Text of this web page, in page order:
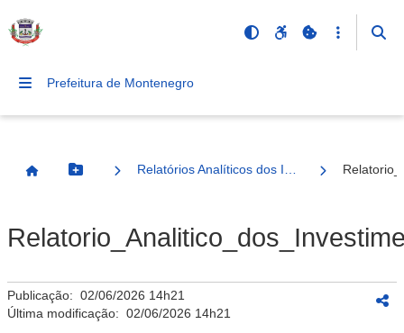
Prefeitura de Montenegro
Página InicialBotão Menu
Publicação: 02/06/2026 14h21
Última modificação: 02/06/2026 14h21